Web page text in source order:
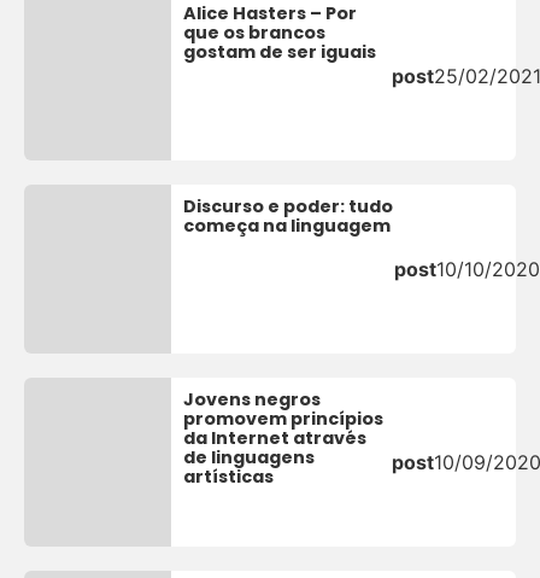
Alice Hasters – Por
que os brancos
gostam de ser iguais
post25/02/
Discurso e poder: tudo
começa na linguagem
post10/10/2020
Jovens negros
promovem princípios
da Internet através
de linguagens
artísticas
post10/09/